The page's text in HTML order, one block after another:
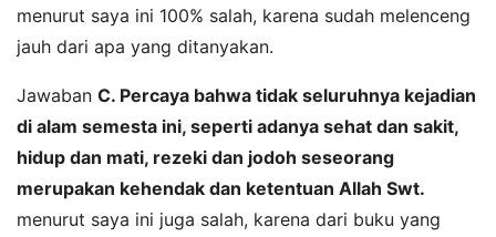
menurut saya ini 100% salah, karena sudah melenceng
jauh dari apa yang ditanyakan.
Jawaban C. Percaya bahwa tidak seluruhnya kejadian
di alam semesta ini, seperti adanya sehat dan sakit,
hidup dan mati, rezeki dan jodoh seseorang
merupakan kehendak dan ketentuan Allah Swt.
menurut saya ini juga salah, karena dari buku yang